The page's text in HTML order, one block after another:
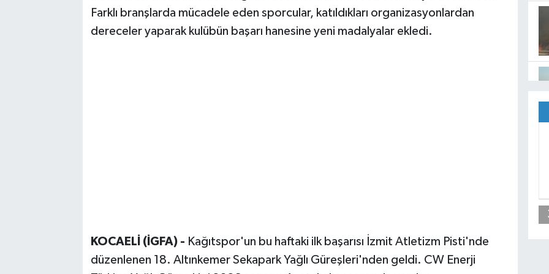
Farklı branşlarda mücadele eden sporcular, katıldıkları organizasyonlardan
dereceler yaparak kulübün başarı hanesine yeni madalyalar ekledi.
KOCAELİ (İGFA) - Kağıtspor'un bu haftaki ilk başarısı İzmit Atletizm Pisti'nde
düzenlenen 18. Altınkemer Sekapark Yağlı Güreşleri'nden geldi. CW Enerji